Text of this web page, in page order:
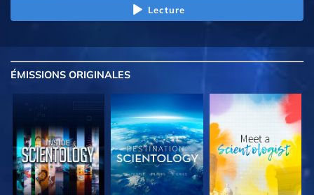
Lecture
ÉMISSIONS ORIGINALES